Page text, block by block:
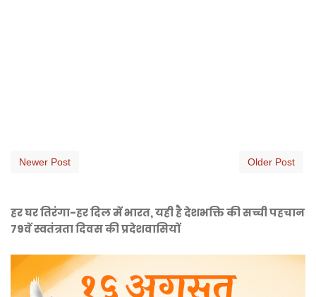
Newer Post Older Post
हर घर तिरंगा-हर दिल में भारत, यही है देशभक्ति की सच्ची पहचान
79वें स्वतंत्रता दिवस की प्रदेशवासियों